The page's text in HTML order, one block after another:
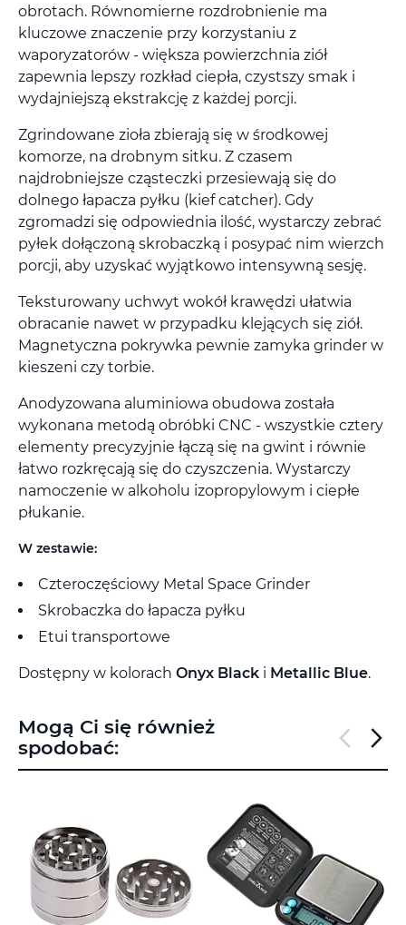
obrotach. Równomierne rozdrobnienie ma
kluczowe znaczenie przy korzystaniu z
waporyzatorów - większa powierzchnia ziół
zapewnia lepszy rozkład ciepła, czystszy smak i
wydajniejszą ekstrakcję z każdej porcji.
Zgrindowane zioła zbierają się w środkowej
komorze, na drobnym sitku. Z czasem
najdrobniejsze cząsteczki przesiewają się do
dolnego łapacza pyłku (kief catcher). Gdy
zgromadzi się odpowiednia ilość, wystarczy zebrać
pyłek dołączoną skrobaczką i posypać nim wierzch
porcji, aby uzyskać wyjątkowo intensywną sesję.
Teksturowany uchwyt wokół krawędzi ułatwia
obracanie nawet w przypadku klejących się ziół.
Magnetyczna pokrywka pewnie zamyka grinder w
kieszeni czy torbie.
Anodyzowana aluminiowa obudowa została
wykonana metodą obróbki CNC - wszystkie cztery
elementy precyzyjnie łączą się na gwint i równie
łatwo rozkręcają się do czyszczenia. Wystarczy
namoczenie w alkoholu izopropylowym i ciepłe
płukanie.
W zestawie:
Czteroczęściowy Metal Space Grinder
Skrobaczka do łapacza pyłku
Etui transportowe
Dostępny w kolorach Onyx Black i Metallic Blue.
Mogą Ci się również
spodobać: